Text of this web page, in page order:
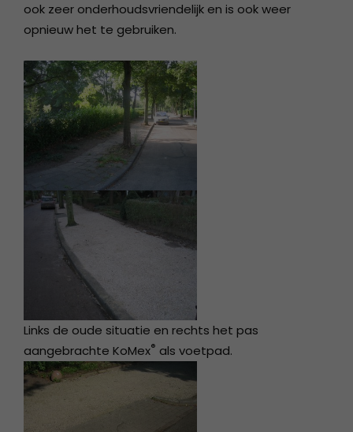
ook zeer onderhoudsvriendelijk en is ook weer
opnieuw het te gebruiken.
Links de oude situatie en rechts het pas
aangebrachte KoMex® als voetpad.